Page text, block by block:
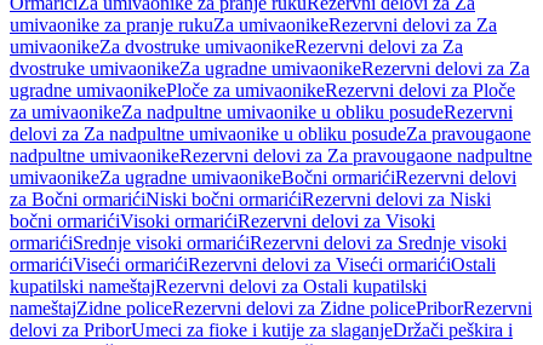
umivaonike za pranje rukuZa umivaonikeRezervni delovi za Za
umivaonikeZa dvostruke umivaonikeRezervni delovi za Za
dvostruke umivaonikeZa ugradne umivaonikeRezervni delovi za Za
ugradne umivaonikePloče za umivaonikeRezervni delovi za Ploče
za umivaonikeZa nadpultne umivaonike u obliku posudeRezervni
delovi za Za nadpultne umivaonike u obliku posudeZa pravougaone
nadpultne umivaonikeRezervni delovi za Za pravougaone nadpultne
umivaonikeZa ugradne umivaonikeBočni ormarićiRezervni delovi
za Bočni ormarićiNiski bočni ormarićiRezervni delovi za Niski
bočni ormarićiVisoki ormarićiRezervni delovi za Visoki
ormarićiSrednje visoki ormarićiRezervni delovi za Srednje visoki
ormarićiViseći ormarićiRezervni delovi za Viseći ormarićiOstali
kupatilski nameštajRezervni delovi za Ostali kupatilski
nameštajZidne policeRezervni delovi za Zidne policePriborRezervni
delovi za PriborUmeci za fioke i kutije za slaganjeDržači peškira i